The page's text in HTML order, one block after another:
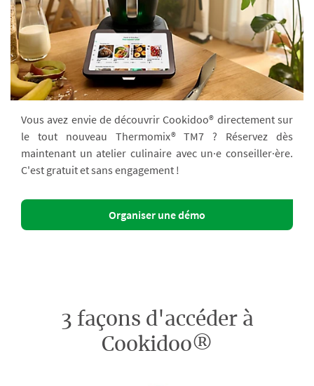
Vous avez envie de découvrir Cookidoo® directement sur
le tout nouveau Thermomix® TM7 ? Réservez dès
maintenant un atelier culinaire avec un·e conseiller·ère.
C'est gratuit et sans engagement !
Organiser une démo
3 façons d'accéder à
Cookidoo®